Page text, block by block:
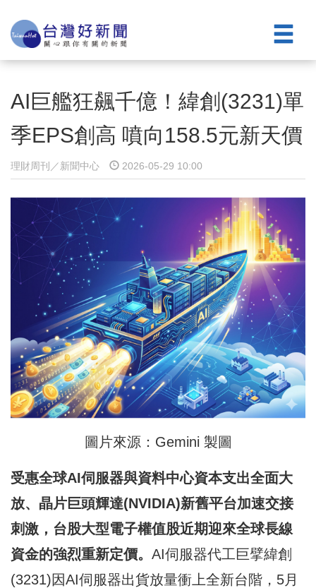
AI巨艦狂飆千億！緯創(3231)單
季EPS創高 噴向158.5元新天價
理財周刊／新聞中心 2026-05-29 10:00
圖片來源：Gemini 製圖
受惠全球AI伺服器與資料中心資本支出全面大
放、晶片巨頭輝達(NVIDIA)新舊平台加速交接
刺激，台股大型電子權值股近期迎來全球長線
資金的強烈重新定價。 AI伺服器代工巨擘緯創
(3231)因AI伺服器出貨放量衝上全新台階，5月